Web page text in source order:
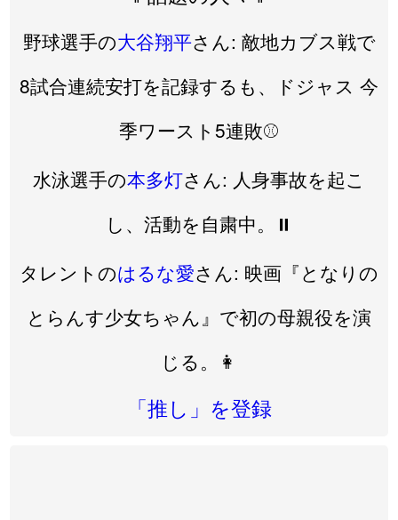
野球選手の大谷翔平さん: 敵地カブス戦で
8試合連続安打を記録するも、ドジャス 今
季ワースト5連敗⚾️
水泳選手の本多灯さん: 人身事故を起こ
し、活動を自粛中。⏸️
タレントのはるな愛さん: 映画『となりの
とらんす少女ちゃん』で初の母親役を演
じる。👩
「推し」を登録